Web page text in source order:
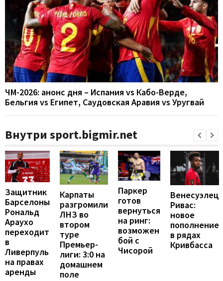
ЧМ-2026: анонс дня – Испания vs Кабо-Верде,
Бельгия vs Египет, Саудовская Аравия vs Уругвай
Внутри sport.bigmir.net
Защитник
Барселоны
Рональд
Араухо
переходит
в
Ливерпуль
на правах
аренды
Карпаты
разгромили
ЛНЗ во
втором
туре
Премьер-
лиги: 3:0 на
домашнем
поле
Паркер
готов
вернуться
на ринг:
возможен
бой с
Чисорой
Венесуэлец
Ривас:
новое
пополнение
в рядах
Кривбасса